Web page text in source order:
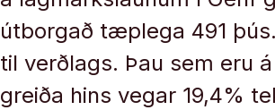
útborgað tæplega 491
til verðlags. Þau sem eru
greiða hins vegar 19,4%